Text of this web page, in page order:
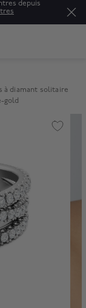
depuis
à diamant solitaire
gold